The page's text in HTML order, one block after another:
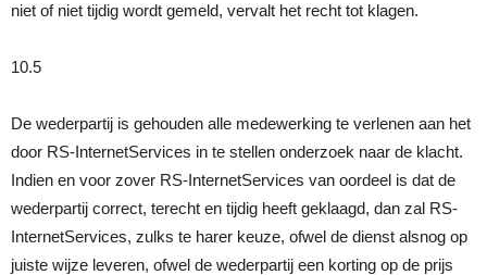
niet of niet tijdig wordt gemeld, vervalt het recht tot klagen.
10.5
De wederpartij is gehouden alle medewerking te verlenen aan het
door RS-InternetServices in te stellen onderzoek naar de klacht.
Indien en voor zover RS-InternetServices van oordeel is dat de
wederpartij correct, terecht en tijdig heeft geklaagd, dan zal RS-
InternetServices, zulks te harer keuze, ofwel de dienst alsnog op
juiste wijze leveren, ofwel de wederpartij een korting op de prijs